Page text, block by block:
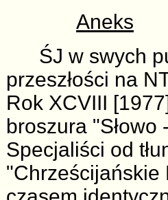
Aneks
ŚJ w swych
przeszłości na
Rok XCVIII
broszura "Słowo
Specjaliści od
"Chrześcijańskie